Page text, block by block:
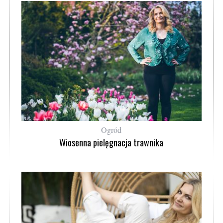
Ogród
Wiosenna pielęgnacja trawnika